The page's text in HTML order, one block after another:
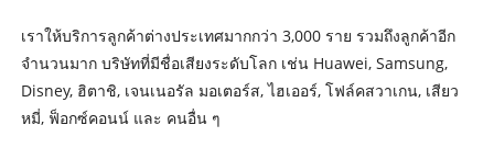
เราให้บริการลูกค้าต่างประเทศมากกว่า 3,000 ราย รวมถึงลูกค้าอีก
จำนวนมาก บริษัทที่มีชื่อเสียงระดับโลก เช่น Huawei, Samsung,
Disney, ฮิตาชิ, เจนเนอรัล มอเตอร์ส, ไฮเออร์, โฟล์คสวาเกน, เสียว
หมี่, ฟ็อกซ์คอนน์ และ คนอื่น ๆ